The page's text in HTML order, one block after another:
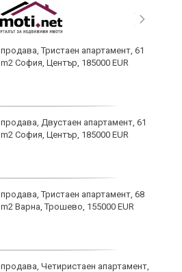
продава, Тристаен апартамент, 61
m2 София, Център, 185000 EUR
продава, Двустаен апартамент, 61
m2 София, Център, 185000 EUR
продава, Тристаен апартамент, 68
m2 Варна, Трошево, 155000 EUR
продава, Четиристаен апартамент,